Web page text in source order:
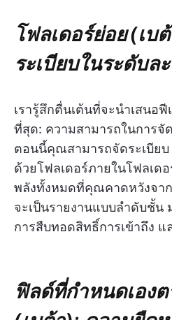
โฟลเดอร์ย่อย (เบ
ระเบียบในระดับล
เรารู้สึกตื่นเต้นที่จะนำเสนอ
ที่สุด: ความสามารถในการจั
ตอนนี้คุณสามารถจัดระเบีย
ด้วยโฟลเดอร์ภายในโฟลเด
พลังทั้งหมดที่คุณคาดหวังจาก
จะเป็นรายงานแบบลำดับชั้น
การสืบทอดสิทธิ์การเข้าถึง
ฟิลด์ที่กำหนดเอง